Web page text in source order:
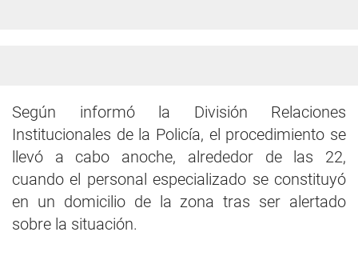
Según informó la División Relaciones
Institucionales de la Policía, el procedimiento se
llevó a cabo anoche, alrededor de las 22,
cuando el personal especializado se constituyó
en un domicilio de la zona tras ser alertado
sobre la situación.